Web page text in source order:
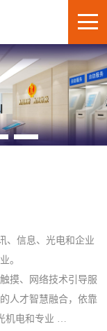
信息、光电和企业
业。
摸、网络技术引导服
人才智慧融合，依靠
机电和专业 …